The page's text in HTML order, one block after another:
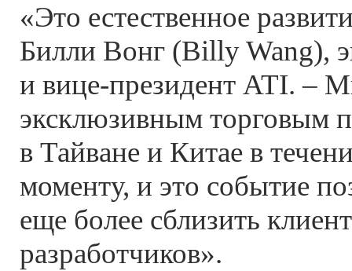
«Это естественное
Билли Вонг (Billy Wang),
и вице-президент ATI. –
эксклюзивным торговым
в Тайване и Китае в
моменту, и это событие
еще более сблизить
разработчиков».